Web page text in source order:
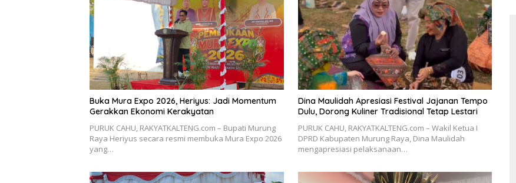
Buka Mura Expo 2026, Heriyus: Jadi Momentum
Gerakkan Ekonomi Kerakyatan
PURUK CAHU, RAKYATKALTENG.com – Bupati Murung
Raya Heriyus secara resmi membuka Mura Expo 2026
yang…
Dina Maulidah Apresiasi Festival Jajanan Tempo
Dulu, Dorong Kuliner Tradisional Tetap Lestari
PURUK CAHU, RAKYATKALTENG.com – Wakil Ketua I
DPRD Kabupaten Murung Raya, Dina Maulidah
mengapresiasi pelaksanaan…